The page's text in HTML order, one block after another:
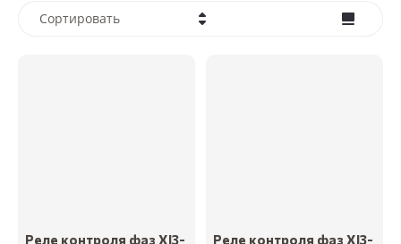
Сортировать
Реле контроля фаз XJ3-
Реле контроля фаз XJ3-